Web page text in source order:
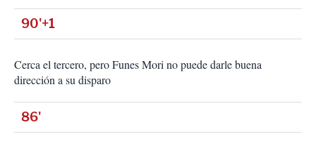
90'+1
Cerca el tercero, pero Funes Mori no puede darle buena
dirección a su disparo
86'